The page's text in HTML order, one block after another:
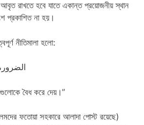
রাখতে হবে যাতে একান্ত প্রয়োজনীয় স্থান
প্রকাশিত না হয়।
নীতিমালা হলো:
বৈধ করে দেয়।”
ফতোয়া সহকারে আলাদা পোস্ট রয়েছে)